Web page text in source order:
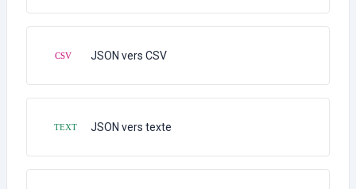
JSON vers CSV
JSON vers texte